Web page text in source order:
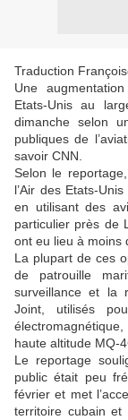
Traduction
Une
Etats-Unis au
dimanche selon
publiques de
savoir CNN.
Selon le
l’Air des Etats-
en utilisant des
particulier près de
ont eu lieu à moins
La plupart de ces
de patrouille
surveillance et la
Joint, utilisés
haute altitude MQ-
Le reportage
public était peu
février et met
territoire cubain